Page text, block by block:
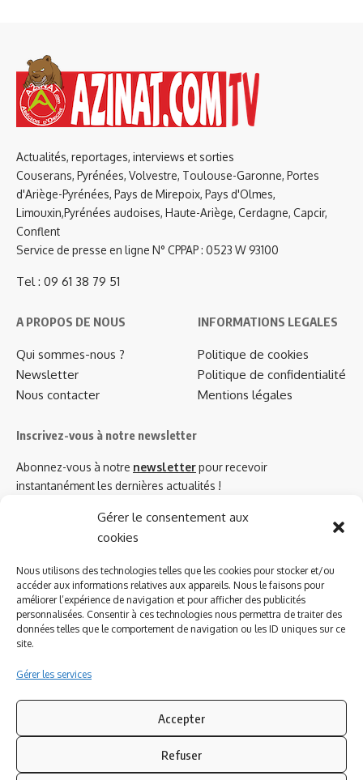
Gérer le consentement aux
cookies
Nous utilisons des technologies telles que les cookies pour stocker et/ou
accéder aux informations relatives aux appareils. Nous le faisons pour
améliorer l’expérience de navigation et pour afficher des publicités
personnalisées. Consentir à ces technologies nous permettra de traiter des
données telles que le comportement de navigation ou les ID uniques sur ce
site.
Gérer les services
Accepter
Refuser
Actualités, reportages, interviews et sorties
Couserans, Pyrénées, Volvestre, Toulouse-Garonne, Portes
d'Ariège-Pyrénées, Pays de Mirepoix, Pays d'Olmes,
Limouxin,Pyrénées audoises, Haute-Ariège, Cerdagne, Capcir,
Conflent
Service de presse en ligne N° CPPAP : 0523 W 93100
Tel : 09 61 38 79 51
A PROPOS DE NOUS
Qui sommes-nous ?
Newsletter
Nous contacter
INFORMATIONS LEGALES
Politique de cookies
Politique de confidentialité
Mentions légales
Inscrivez-vous à notre newsletter
Abonnez-vous à notre newsletterpour recevoir
instantanément les dernières actualités !
Azinat.com TV soutient
Suivez-nous